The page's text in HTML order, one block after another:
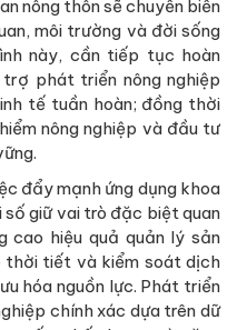
nông thôn sẽ chuyển biến
môi trường và đời sống
này, cần tiếp tục hoàn
phát triển nông nghiệp
tế tuần hoàn; đồng thời
nông nghiệp và đầu tư
đẩy mạnh ứng dụng khoa
giữ vai trò đặc biệt quan
cao hiệu quả quản lý sản
thời tiết và kiểm soát dịch
hóa nguồn lực. Phát triển
chính xác dựa trên dữ